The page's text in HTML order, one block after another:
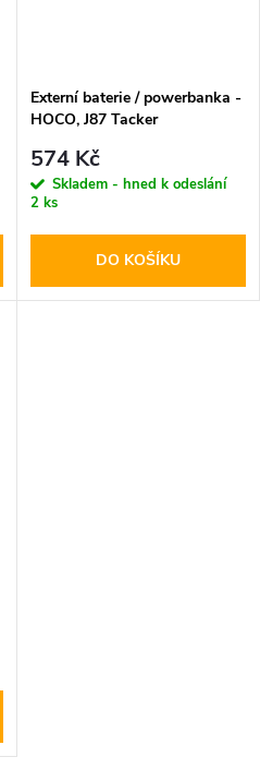
Externí baterie / powerbanka -
HOCO, J87 Tacker
Black
574 Kč
Skladem - hned k odeslání
2 ks
DO KOŠÍKU